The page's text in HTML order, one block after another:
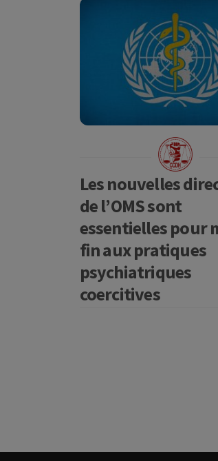
Les nouvelles
de l’OMS sont
essentielles pour
fin aux pratiques
psychiatriques
coercitives